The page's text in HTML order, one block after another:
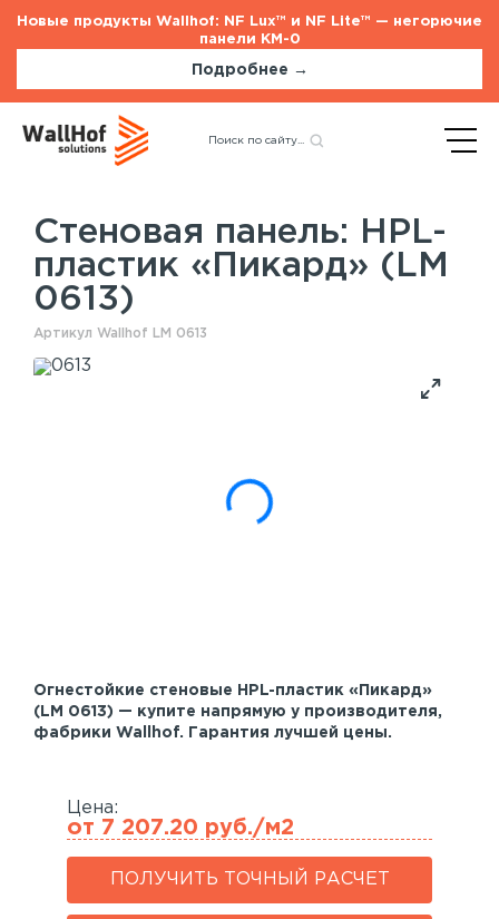
Новые продукты Wallhof: NF Lux™ и NF Lite™ — негорючие
панели КМ-0
Подробнее →
Стеновые панели
Шпонированные панели
Акустические панели
Панели с полимерным покрытием
Шпонированные панели
Услуги
Монтаж акустических панелей
Назад
Стеновые панели
Стеновая панель: HPL-
пластик «Пикард» (LM
0613)
Артикул Wallhof LM 0613
Огнестойкие стеновые HPL-пластик «Пикард»
(LM 0613) — купите напрямую у производителя,
фабрики Wallhof. Гарантия лучшей цены.
Цена:
от 7 207.20 руб./м2
ПОЛУЧИТЬ ТОЧНЫЙ РАСЧЕТ